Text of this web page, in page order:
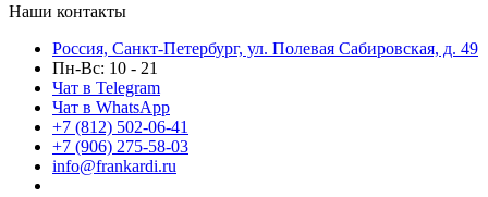
Наши контакты
Россия, Санкт-Петербург, ул. Полевая Сабировская, д. 49
Пн-Вс: 10 - 21
Чат в Telegram
Чат в WhatsApp
+7 (812) 502-06-41
+7 (906) 275-58-03
info@frankardi.ru